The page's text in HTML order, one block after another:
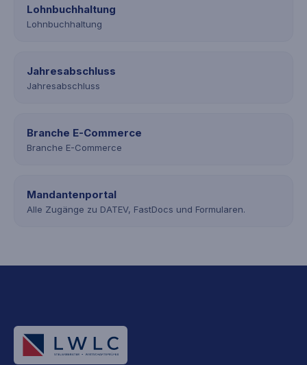
Lohnbuchhaltung
Lohnbuchhaltung
Jahresabschluss
Jahresabschluss
Branche E-Commerce
Branche E-Commerce
Mandantenportal
Alle Zugänge zu DATEV, FastDocs und Formularen.